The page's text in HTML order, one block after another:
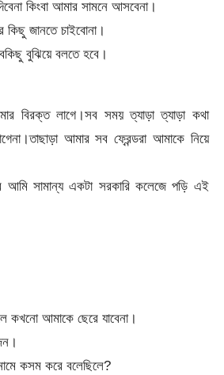
কিংবা আমার সামনে আসবেনা।
জানতে চাইবোনা।
বুঝিয়ে বলতে হবে।
বিরক্ত লাগে।সব সময় ত্যাড়া ত্যাড়া কথা
আমার সব ফ্রেন্ডরা আমাকে নিয়ে
আমি সামান্য একটা সরকারি কলেজে পড়ি এই
কখনো আমাকে ছেরে যাবেনা।
কসম করে বলেছিলে?